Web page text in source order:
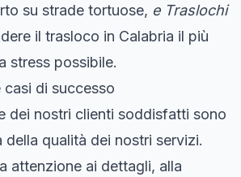
su strade tortuose, e Traslochi
il trasloco in Calabria il più
stress possibile.
casi di successo
dei nostri clienti soddisfatti sono
della qualità dei nostri servizi.
attenzione ai dettagli, alla